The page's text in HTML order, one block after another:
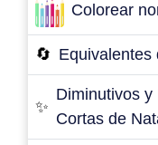
Colorear
🔄 Equivalentes
✨
Diminutivos y
Cortas de